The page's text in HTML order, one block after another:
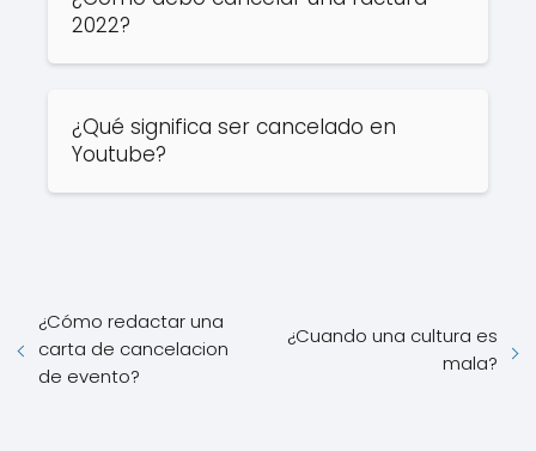
2022?
¿Qué significa ser cancelado en
Youtube?
¿Cómo redactar una
carta de cancelacion
de evento?
¿Cuando una cultura es
mala?